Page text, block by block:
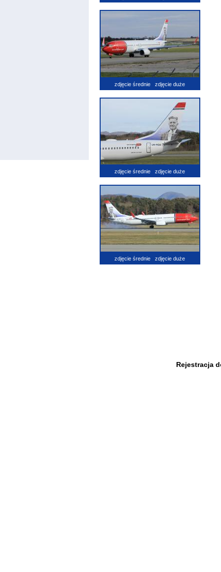
zdjęcie średnie zdjęcie duże
zdjęcie średnie zdjęcie duże
zdjęcie średnie zdjęcie duże
Rejestracja